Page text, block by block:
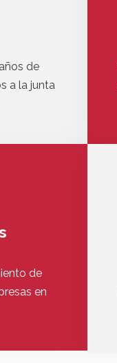
de
a la junta
de
en